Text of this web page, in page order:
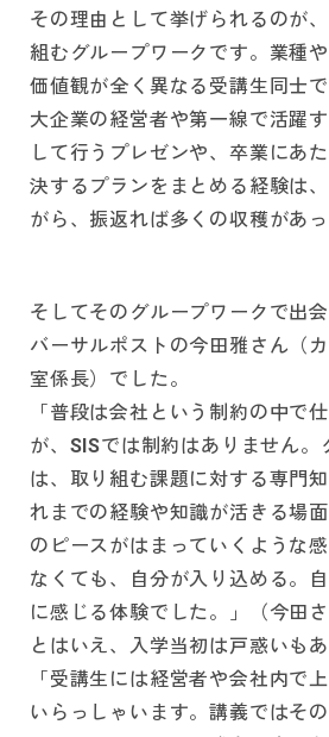
その理由として挙げられるのが
組むグループワークです。業種
価値観が全く異なる受講生同士で
大企業の経営者や第一線で活躍
して行うプレゼンや、卒業にあ
決するプランをまとめる経験は
がら、振返れば多くの収穫があっ
そしてそのグループワークで出
バーサルポストの今田雅さん（
室係長）でした。
「普段は会社という制約の中で
が、SISでは制約はありません。
は、取り組む課題に対する専門
れまでの経験や知識が活きる場
のピースがはまっていくような
なくても、自分が入り込める。
に感じる体験でした。」（今田さ
とはいえ、入学当初は戸惑いも
「受講生には経営者や会社内で
いらっしゃいます。講義ではそ